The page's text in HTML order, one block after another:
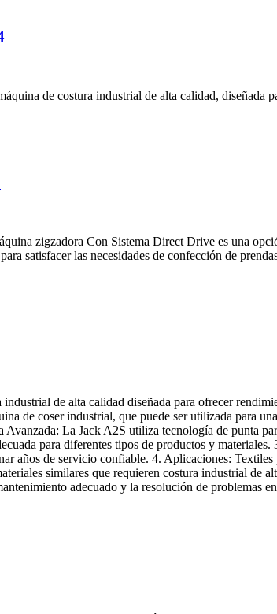
de costura industrial de alta calidad,
zigzadora Con Sistema Direct Drive es una
satisfacer las necesidades de confección de
de alta calidad diseñada para ofrecer
de coser industrial, que puede ser utilizada para
La Jack A2S utiliza tecnología de punta
para diferentes tipos de productos y
años de servicio confiable. 4. Aplicaciones:
similares que requieren costura industrial
adecuado y la resolución de problemas